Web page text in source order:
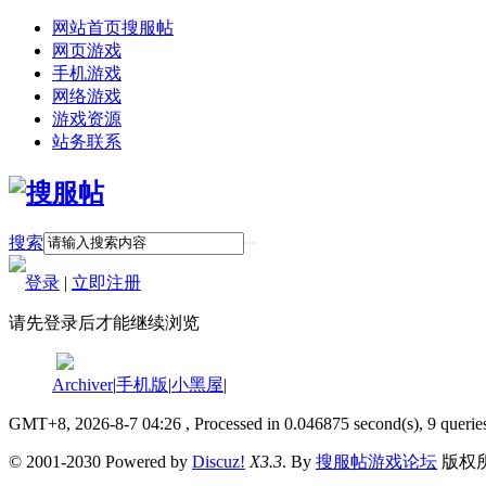
网站首页搜服帖
网页游戏
手机游戏
网络游戏
游戏资源
站务联系
搜索
登录 | 立即注册
请先登录后才能继续浏览
Archiver|手机版|小黑屋|
GMT+8, 2026-8-7 04:26 , Processed in 0.046875 second(s), 9
© 2001-2030 Powered by Discuz! X3.3. By 搜服帖游戏论坛 版权